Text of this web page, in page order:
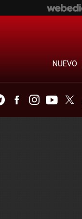
NUEVO
TelegramFacebookInstagram